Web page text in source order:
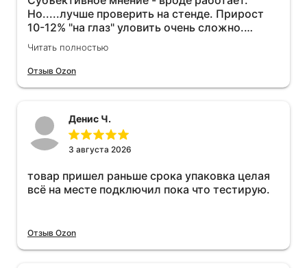
Но.....лучше проверить на стенде. Прирост
10-12% "на глаз" уловить очень сложно.
Покатаюсь, потом отключу и посмотрю, что
будет 😁.
Читать полностью
Отзыв Ozon
Денис Ч.
3 августа 2026
товар пришел раньше срока упаковка целая
всё на месте подключил пока что тестирую.
Отзыв Ozon